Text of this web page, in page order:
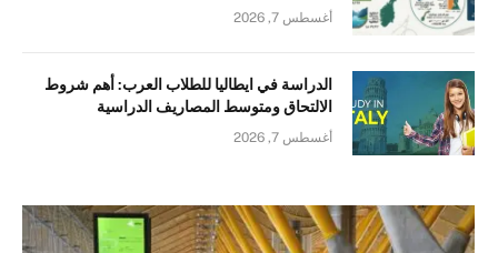
أغسطس 7, 2026
الدراسة في ايطاليا للطلاب العرب: أهم شروط
الالتحاق ومتوسط المصاريف الدراسية
أغسطس 7, 2026